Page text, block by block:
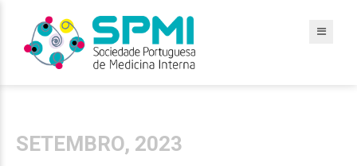
SETEMBRO, 2023